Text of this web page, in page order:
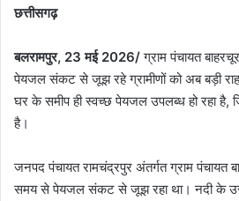
छत्तीसगढ़
बलरामपुर, 23 मई 2026/ग्राम पंचायत
पेयजल संकट से जूझ रहे ग्रामीणों को अब बड़ी
घर के समीप ही स्वच्छ पेयजल उपलब्ध हो रहा है,
है।
जनपद पंचायत रामचंद्रपुर अंतर्गत ग्राम पंचायत
समय से पेयजल संकट से जूझ रहा था। नदी के उस